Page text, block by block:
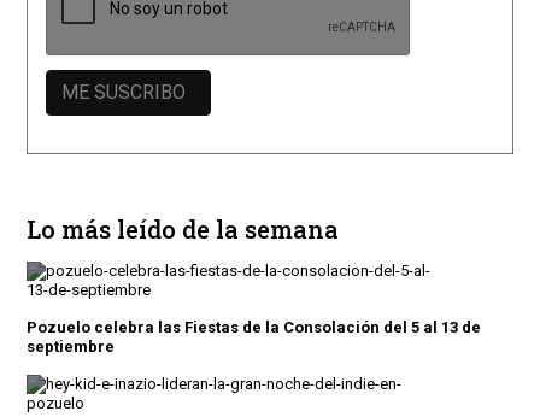
Lo más leído de la semana
Pozuelo celebra las Fiestas de la Consolación del 5 al 13 de
septiembre